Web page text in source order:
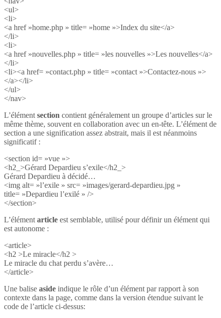
<ul>
<li>
<a href »home.php » title= »home »>Index du site</a>
</li>
<li>
<a href »nouvelles.php » title= »les nouvelles »>Les nouvelles</a>
</li>
<li><a href= »contact.php » title= »contact »>Contactez-nous »>
</a></li>
</ul>
</nav>
L’élément section contient généralement un groupe d’articles sur le
même thème, souvent en collaboration avec un en-tête. L’élément de
section a une signification assez abstrait, mais il est néanmoins
significatif :
<section id= »vue »>
<h2_>Gérard Depardieu s’exile</h2_>
Gérard Depardieu à décidé…
<img alt= »l’exile » src= »images/gerard-depardieu.jpg »
title= »Depardieu l’exilé » />
</section>
L’élément article est semblable, utilisé pour définir un élément qui
est autonome :
<article>
<h2 >Le miracle</h2 >
Le miracle du chat perdu s’avère…
</article>
Une balise aside indique le rôle d’un élément par rapport à son
contexte dans la page, comme dans la version étendue suivant le
code de l’article ci-dessus: